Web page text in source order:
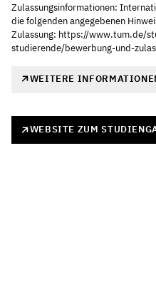
Zulassungsinformationen:
die folgenden angegebenen
Zulassung: https://www.tum.de/
studierende/bewerbung-und-
WEITERE
WEBSITE ZUM